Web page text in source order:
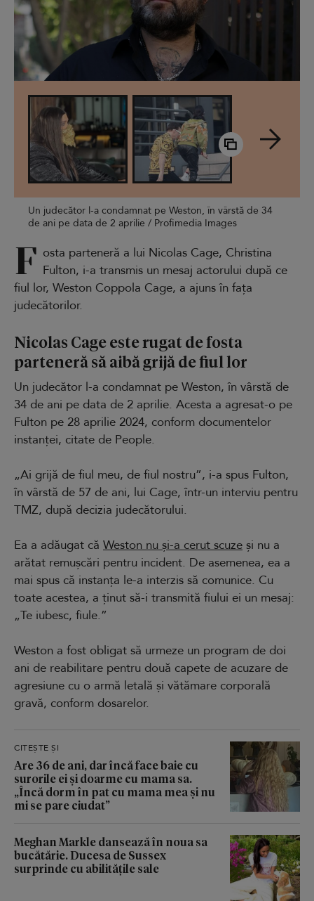
Un judecător l-a condamnat pe Weston, în vârstă de 34
de ani pe data de 2 aprilie / Profimedia Images
F osta parteneră a lui Nicolas Cage, Christina
Fulton, i-a transmis un mesaj actorului după ce
fiul lor, Weston Coppola Cage, a ajuns în fața
judecătorilor.
Nicolas Cage este rugat de fosta
parteneră să aibă grijă de fiul lor
Un judecător l-a condamnat pe Weston, în vârstă de
34 de ani pe data de 2 aprilie. Acesta a agresat-o pe
Fulton pe 28 aprilie 2024, conform documentelor
instanței, citate de People.
„Ai grijă de fiul meu, de fiul nostru”, i-a spus Fulton,
în vârstă de 57 de ani, lui Cage, într-un interviu pentru
TMZ, după decizia judecătorului.
Ea a adăugat că Weston nu și-a cerut scuze și nu a
arătat remușcări pentru incident. De asemenea, ea a
mai spus că instanța le-a interzis să comunice. Cu
toate acestea, a ținut să-i transmită fiului ei un mesaj:
„Te iubesc, fiule.”
Weston a fost obligat să urmeze un program de doi
ani de reabilitare pentru două capete de acuzare de
agresiune cu o armă letală și vătămare corporală
gravă, conform dosarelor.
CITEȘTE ȘI
Are 36 de ani, dar încă face baie cu
surorile ei și doarme cu mama sa.
„Încă dorm în pat cu mama mea și nu
mi se pare ciudat”
Meghan Markle dansează în noua sa
bucătărie. Ducesa de Sussex
surprinde cu abilitățile sale